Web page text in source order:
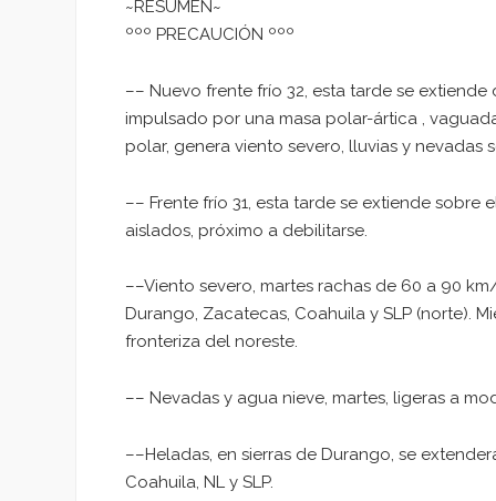
~RESUMEN~
ººº PRECAUCIÓN ººº
–– Nuevo frente frío 32, esta tarde se
impulsado por una masa polar-ártica ,
polar, genera viento severo, lluvias y nevadas
–– Frente frío 31, esta tarde se extiende
aislados, próximo a debilitarse.
––Viento severo, martes rachas de 60 a 90
Durango, Zacatecas, Coahuila y SLP (norte).
fronteriza del noreste.
–– Nevadas y agua nieve, martes, ligeras a
––Heladas, en sierras de Durango, se
Coahuila, NL y SLP.